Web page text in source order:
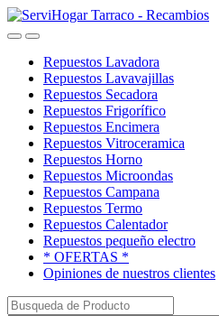
Saltar
a
saltar
al
OpenClose
Repuestos Lavadora
Repuestos Lavavajillas
Repuestos Secadora
Repuestos Frigorífico
Repuestos Encimera
Repuestos Vitroceramica
Repuestos Horno
Repuestos Microondas
Repuestos Campana
Repuestos Termo
Repuestos Calentador
Repuestos pequeño electro
* OFERTAS *
Opiniones de nuestros clientes
Buscar: